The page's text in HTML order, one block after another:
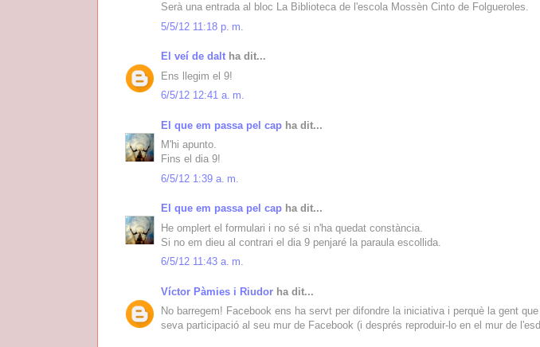
Serà una entrada al bloc La Biblioteca de l'escola Mossèn Cinto de Folgueroles.
5/5/12 11:18 p. m.
El veí de dalt ha dit...
Ens llegim el 9!
6/5/12 12:41 a. m.
El que em passa pel cap ha dit...
M'hi apunto.
Fins el dia 9!
6/5/12 1:39 a. m.
El que em passa pel cap ha dit...
He omplert el formulari i no sé si n'ha quedat constància.
Si no em dieu al contrari el dia 9 penjaré la paraula escollida.
6/5/12 11:43 a. m.
Víctor Pàmies i Riudor ha dit...
No barregem! Facebook ens ha servt per difondre la iniciativa i perquè la gent
seva participació al seu mur de Facebook (i després reproduir-lo en el mur de